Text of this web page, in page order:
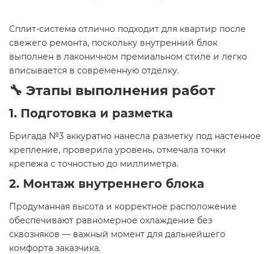
Сплит-система отлично подходит для квартир после
свежего ремонта, поскольку внутренний блок
выполнен в лаконичном премиальном стиле и легко
вписывается в современную отделку.
🔧 Этапы выполнения работ
1. Подготовка и разметка
Бригада №3 аккуратно нанесла разметку под настенное
крепление, проверила уровень, отмечала точки
крепежа с точностью до миллиметра.
2. Монтаж внутреннего блока
Продуманная высота и корректное расположение
обеспечивают равномерное охлаждение без
сквозняков — важный момент для дальнейшего
комфорта заказчика.